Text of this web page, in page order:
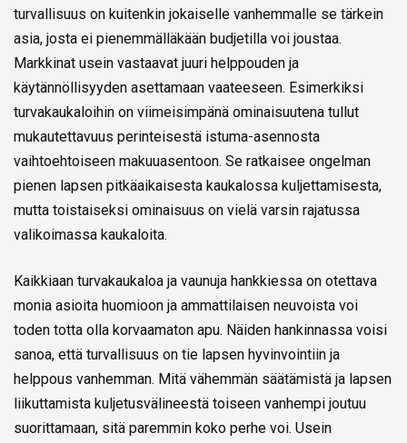
turvallisuus on kuitenkin jokaiselle vanhemmalle se tärkein
asia, josta ei pienemmälläkään budjetilla voi joustaa.
Markkinat usein vastaavat juuri helppouden ja
käytännöllisyyden asettamaan vaateeseen. Esimerkiksi
turvakaukaloihin on viimeisimpänä ominaisuutena tullut
mukautettavuus perinteisestä istuma-asennosta
vaihtoehtoiseen makuuasentoon. Se ratkaisee ongelman
pienen lapsen pitkäaikaisesta kaukalossa kuljettamisesta,
mutta toistaiseksi ominaisuus on vielä varsin rajatussa
valikoimassa kaukaloita.
Kaikkiaan turvakaukaloa ja vaunuja hankkiessa on otettava
monia asioita huomioon ja ammattilaisen neuvoista voi
toden totta olla korvaamaton apu. Näiden hankinnassa voisi
sanoa, että turvallisuus on tie lapsen hyvinvointiin ja
helppous vanhemman. Mitä vähemmän säätämistä ja lapsen
liikuttamista kuljetusvälineestä toiseen vanhempi joutuu
suorittamaan, sitä paremmin koko perhe voi. Usein